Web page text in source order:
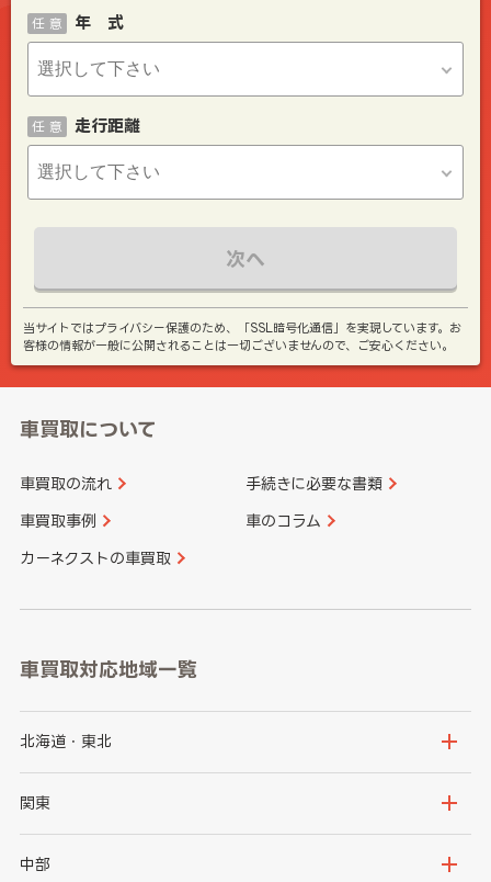
年 式
任 意
走行距離
任 意
次へ
当サイトではプライバシー保護のため、「SSL暗号化通信」を実現しています。お
客様の情報が一般に公開されることは一切ございませんので、ご安心ください。
車買取について
車買取の流れ 手続きに必要な書類
車買取事例 車のコラム
カーネクストの車買取
車買取対応地域一覧
北海道・東北
北海道
岩手県
関東
茨城県
中部